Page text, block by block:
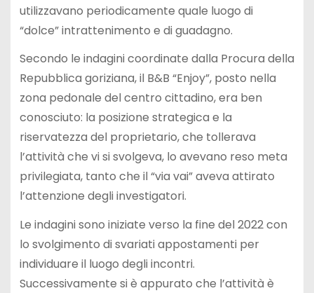
utilizzavano periodicamente quale luogo di
“dolce” intrattenimento e di guadagno.
Secondo le indagini coordinate dalla Procura della
Repubblica goriziana, il B&B “Enjoy”, posto nella
zona pedonale del centro cittadino, era ben
conosciuto: la posizione strategica e la
riservatezza del proprietario, che tollerava
l’attività che vi si svolgeva, lo avevano reso meta
privilegiata, tanto che il “via vai” aveva attirato
l’attenzione degli investigatori.
Le indagini sono iniziate verso la fine del 2022 con
lo svolgimento di svariati appostamenti per
individuare il luogo degli incontri.
Successivamente si è appurato che l’attività è